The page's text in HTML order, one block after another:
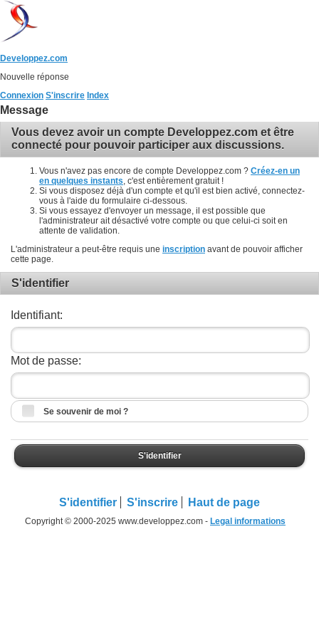
Developpez.com
Nouvelle réponse
Connexion S'inscrire Index
Message
Vous devez avoir un compte Developpez.com et être
connecté pour pouvoir participer aux discussions.
Vous n'avez pas encore de compte Developpez.com ? Créez-en un
en quelques instants , c'est entièrement gratuit !
Si vous disposez déjà d'un compte et qu'il est bien activé, connectez-
vous à l'aide du formulaire ci-dessous.
Si vous essayez d'envoyer un message, il est possible que
l'administrateur ait désactivé votre compte ou que celui-ci soit en
attente de validation.
L'administrateur a peut-être requis une inscription avant de pouvoir afficher
cette page.
S'identifier
Identifiant:
Mot de passe:
Se souvenir de moi ?
S'identifier
S'identifier S'inscrire Haut de page
Copyright © 2000-2025 www.developpez.com - Legal informations